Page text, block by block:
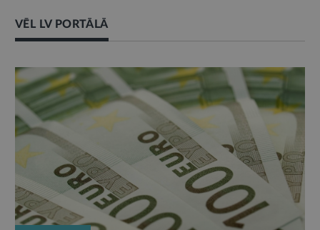
VĒL LV PORTĀLĀ